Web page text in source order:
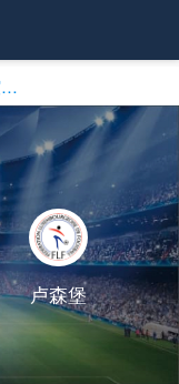
国际友谊直播
卢森堡